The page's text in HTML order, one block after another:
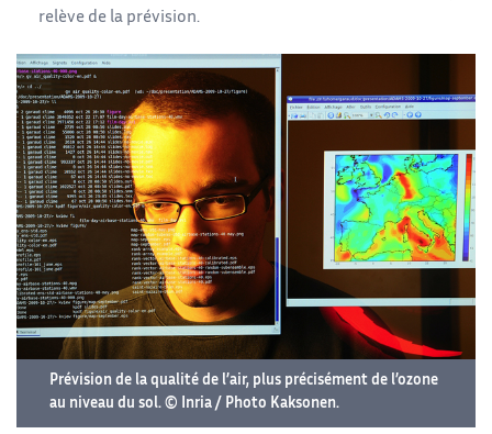
relève de la prévision.
Prévision de la qualité de l’air, plus précisément de l’ozone
au niveau du sol. © Inria / Photo Kaksonen.